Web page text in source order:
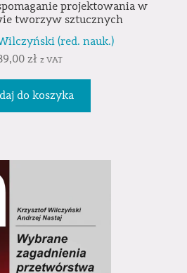
projektowania w
tworzyw sztucznych
(red. nauk.)
zł z VAT
do koszyka